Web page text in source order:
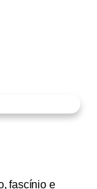
fascínio e